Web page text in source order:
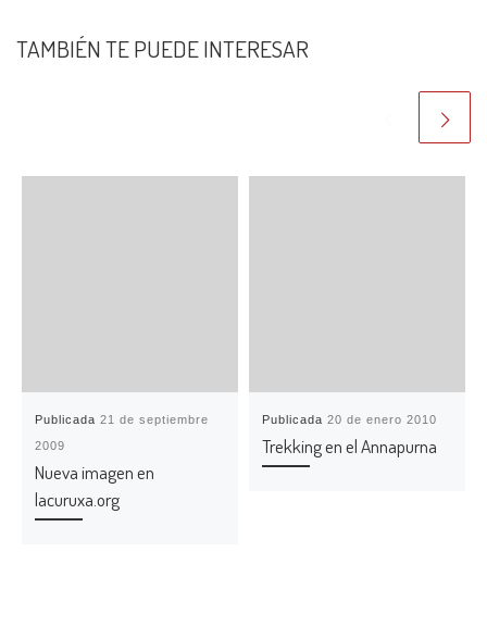
TAMBIÉN TE PUEDE INTERESAR
Publicada21 de septiembre
2009
Nueva imagen en
lacuruxa.org
Publicada20 de enero 2010
Trekking en el Annapurna